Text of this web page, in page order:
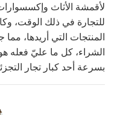
لأقمشة الأثاث
للتجارة في ذلك الوقت،
المنتجات التي أريدها،
الشراء، كل ما عليّ فعله
بسرعة أحد كبار تجار